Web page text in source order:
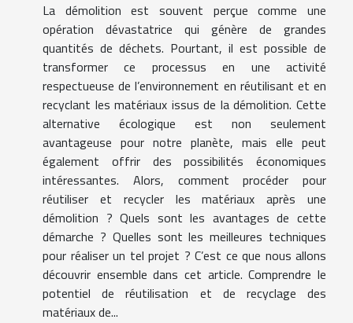
La démolition est souvent perçue comme une
opération dévastatrice qui génère de grandes
quantités de déchets. Pourtant, il est possible de
transformer ce processus en une activité
respectueuse de l’environnement en réutilisant et en
recyclant les matériaux issus de la démolition. Cette
alternative écologique est non seulement
avantageuse pour notre planète, mais elle peut
également offrir des possibilités économiques
intéressantes. Alors, comment procéder pour
réutiliser et recycler les matériaux après une
démolition ? Quels sont les avantages de cette
démarche ? Quelles sont les meilleures techniques
pour réaliser un tel projet ? C’est ce que nous allons
découvrir ensemble dans cet article. Comprendre le
potentiel de réutilisation et de recyclage des
matériaux de...